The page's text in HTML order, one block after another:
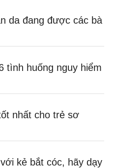
da đang được các bà
tình huống nguy hiểm
nhất cho trẻ sơ
kẻ bắt cóc, hãy dạy